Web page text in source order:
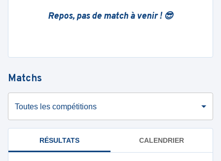
Repos, pas de match à venir ! 😎
Matchs
Toutes les compétitions
RÉSULTATS CALENDRIER